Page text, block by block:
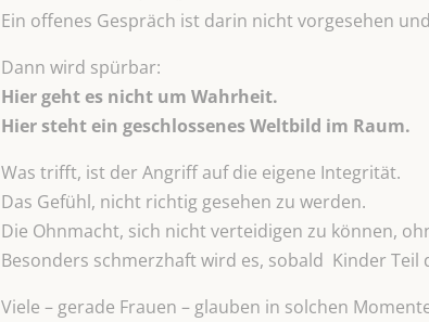
Ein offenes Gespräch ist darin nicht vorgesehen
Dann wird spürbar:
Hier geht es nicht um Wahrheit.
Hier steht ein geschlossenes Weltbild im Raum.
Was trifft, ist der Angriff auf die eigene Integrität.
Das Gefühl, nicht richtig gesehen zu werden.
Die Ohnmacht, sich nicht verteidigen zu können,
Besonders schmerzhaft wird es, sobald Kinder Teil
Viele – gerade Frauen – glauben in solchen